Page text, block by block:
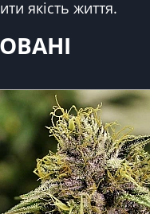
якість життя.